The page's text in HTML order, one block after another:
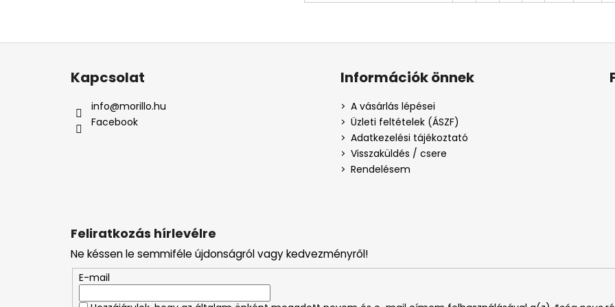
L
Feliratkozás hírlevélre
Ne késsen le semmiféle újdonságról vagy kedvezményről!
E-mail
Kapcsolat
info@morillo.hu
Facebook
Információk önnek
A vásárlás lépései
Üzleti feltételek (ÁSZF)
Adatkezelési tájékoztató
Visszaküldés / csere
Rendelésem